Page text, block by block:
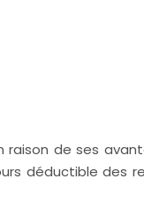
de ses
déductible des